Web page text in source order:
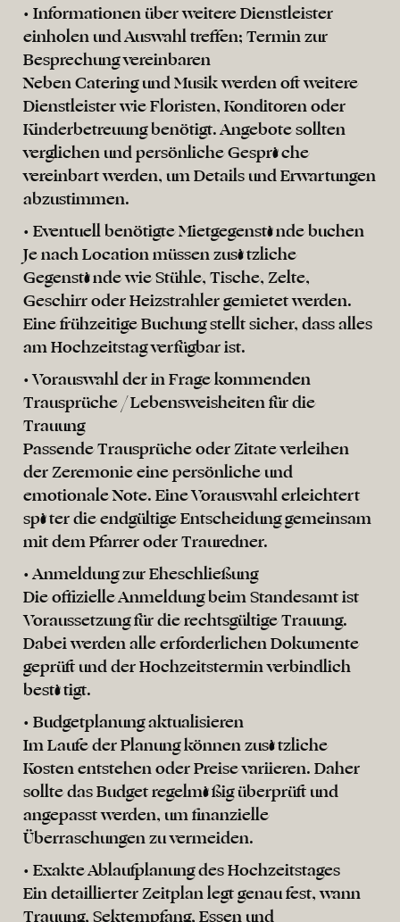
• Informationen über weitere Dienstleister
einholen und Auswahl treffen; Termin zur
Besprechung vereinbaren
Neben Catering und Musik werden oft weitere
Dienstleister wie Floristen, Konditoren oder
Kinderbetreuung benötigt. Angebote sollten
verglichen und persönliche Gespräche
vereinbart werden, um Details und Erwartungen
abzustimmen.
• Eventuell benötigte Mietgegenstände buchen
Je nach Location müssen zusätzliche
Gegenstände wie Stühle, Tische, Zelte,
Geschirr oder Heizstrahler gemietet werden.
Eine frühzeitige Buchung stellt sicher, dass alles
am Hochzeitstag verfügbar ist.
• Vorauswahl der in Frage kommenden
Trausprüche / Lebensweisheiten für die
Trauung
Passende Trausprüche oder Zitate verleihen
der Zeremonie eine persönliche und
emotionale Note. Eine Vorauswahl erleichtert
später die endgültige Entscheidung gemeinsam
mit dem Pfarrer oder Trauredner.
• Anmeldung zur Eheschließung
Die offizielle Anmeldung beim Standesamt ist
Voraussetzung für die rechtsgültige Trauung.
Dabei werden alle erforderlichen Dokumente
geprüft und der Hochzeitstermin verbindlich
bestätigt.
• Budgetplanung aktualisieren
Im Laufe der Planung können zusätzliche
Kosten entstehen oder Preise variieren. Daher
sollte das Budget regelmäßig überprüft und
angepasst werden, um finanzielle
Überraschungen zu vermeiden.
• Exakte Ablaufplanung des Hochzeitstages
Ein detaillierter Zeitplan legt genau fest, wann